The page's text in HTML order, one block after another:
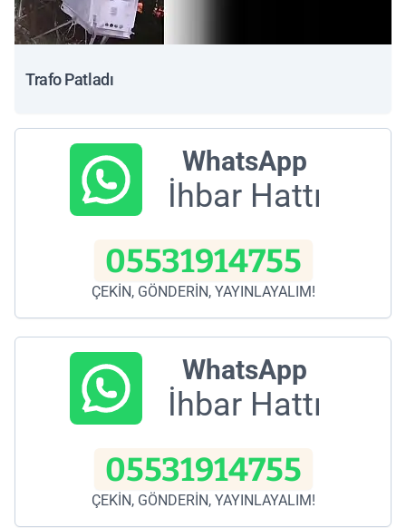
Trafo Patladı
WhatsApp
İhbar Hattı
05531914755
ÇEKİN, GÖNDERİN, YAYINLAYALIM!
WhatsApp
İhbar Hattı
05531914755
ÇEKİN, GÖNDERİN, YAYINLAYALIM!